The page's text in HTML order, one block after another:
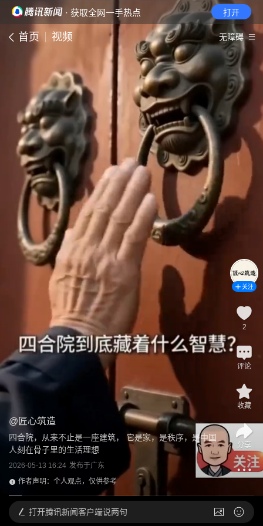
· 获取全网一手热点 打开
首页 视频 无障碍
@ 匠心筑造
四合院，从来不止是一座建筑， 它是家，是秩序，是中国
人刻在骨子里的生活理想
2026-05-13 16:24 发布于广东
作者声明：个人观点，仅供参考
关注
2
评论
收藏
分享
打开腾讯新闻客户端说两句